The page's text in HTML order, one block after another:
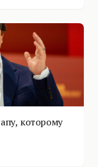
которому